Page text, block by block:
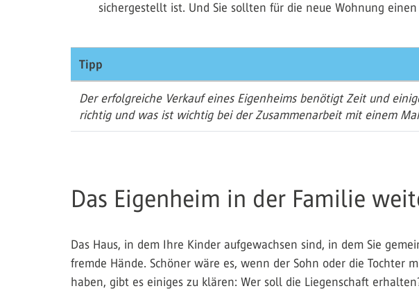
sichergestellt ist. Und Sie sollten für die neue Wohnung
Tipp
Der erfolgreiche Verkauf eines Eigenheims benötigt Zeit und
richtig und was ist wichtig bei der Zusammenarbeit mit einem
Das Eigenheim in der Familie
Das Haus, in dem Ihre Kinder aufgewachsen sind, in dem Sie
fremde Hände. Schöner wäre es, wenn der Sohn oder die
haben, gibt es einiges zu klären: Wer soll die Liegenschaft